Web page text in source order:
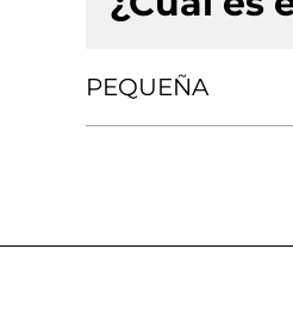
PEQUEÑA